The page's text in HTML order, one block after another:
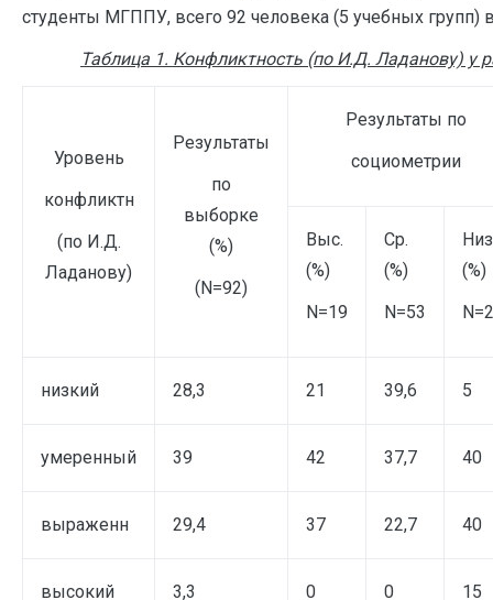
студенты МГППУ, всего 92 человека (5 учебных групп)
Таблица 1. Конфликтность (по И.Д. Ладанову) у
Уровень
конфликтн
(по И.Д.
Ладанову)
Результаты
по
выборке
(%)
(N=92)
Результаты по
социометрии
Выс.
(%)
N=19
Ср.
(%)
N=53
(%)
низкий 28,3 21 39,6 5
умеренный 39 42 37,7 40
выраженн 29,4 37 22,7 40
высокий 3,3 0 0 15